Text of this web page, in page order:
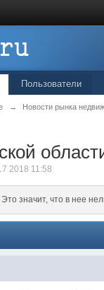
Пользователи
→ Новости рынка
2018 11:58
Это значит, что в нее